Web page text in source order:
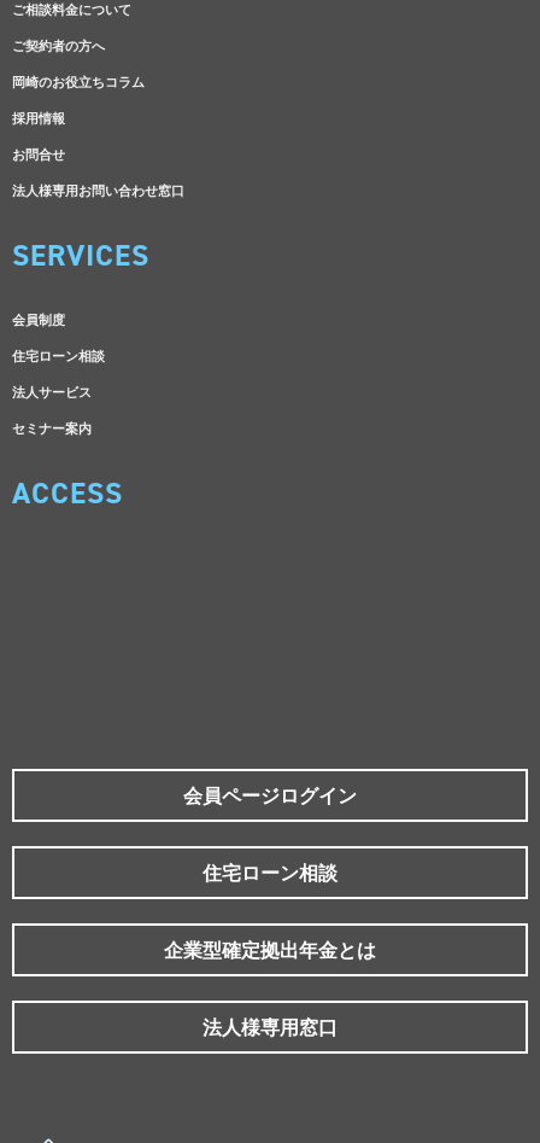
ご相談料金について
ご契約者の方へ
岡崎のお役立ちコラム
採用情報
お問合せ
法人様専用お問い合わせ窓口
SERVICES
会員制度
住宅ローン相談
法人サービス
セミナー案内
ACCESS
会員ページログイン
住宅ローン相談
企業型確定拠出年金とは
法人様専用窓口